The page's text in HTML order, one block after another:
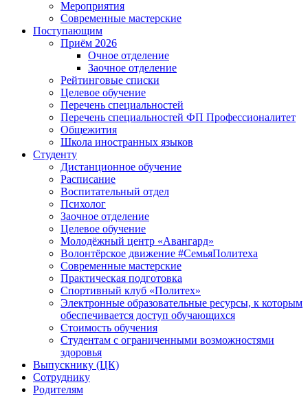
Мероприятия
Современные мастерские
Поступающим
Приём 2026
Очное отделение
Заочное отделение
Рейтинговые списки
Целевое обучение
Перечень специальностей
Перечень специальностей ФП Профессионалитет
Общежития
Школа иностранных языков
Студенту
Дистанционное обучение
Расписание
Воспитательный отдел
Психолог
Заочное отделение
Целевое обучение
Молодёжный центр «Авангард»
Волонтёрское движение #СемьяПолитеха
Современные мастерские
Практическая подготовка
Спортивный клуб «Политех»
Электронные образовательные ресурсы, к которым
обеспечивается доступ обучающихся
Стоимость обучения
Студентам с ограниченными возможностями
здоровья
Выпускнику (ЦК)
Сотруднику
Родителям